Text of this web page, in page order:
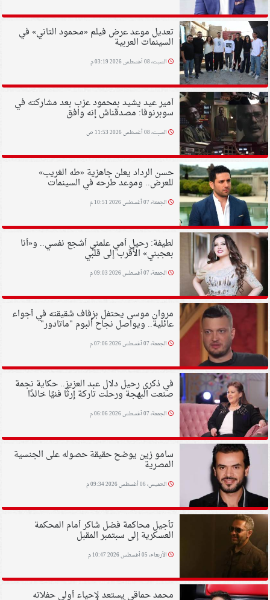
تعديل موعد عرض فيلم «محمود التاني» في
السينمات العربية
السبت، 08 أغسطس 2026 03:19 م
أمير عيد يشيد بمحمود عزب بعد مشاركته في
سوبرنوفا: مصدقناش إنه وافق
السبت، 08 أغسطس 2026 11:53 ص
حسن الرداد يعلن جاهزية «طه الغريب»
للعرض.. وموعد طرحه في السينمات
الجمعة، 07 أغسطس 2026 10:51 م
لطيفة: رحيل أمي علمني أشجع نفسي.. و«أنا
بعجبني» الأقرب إلى قلبي
الجمعة، 07 أغسطس 2026 09:03 م
مروان موسى يحتفل بزفاف شقيقته في أجواء
عائلية.. ويواصل نجاح ألبوم "ماتادور"
الجمعة، 07 أغسطس 2026 07:06 م
في ذكرى رحيل دلال عبد العزيز.. حكاية نجمة
صنعت البهجة ورحلت تاركة إرثًا فنيًا خالدًا
الجمعة، 07 أغسطس 2026 06:06 م
سامو زين يوضح حقيقة حصوله على الجنسية
المصرية
الخميس، 06 أغسطس 2026 09:34 م
تأجيل محاكمة فضل شاكر أمام المحكمة
العسكرية إلى سبتمبر المقبل
الأربعاء، 05 أغسطس 2026 10:47 م
محمد حماقي يستعد لإحياء أولى حفلاته